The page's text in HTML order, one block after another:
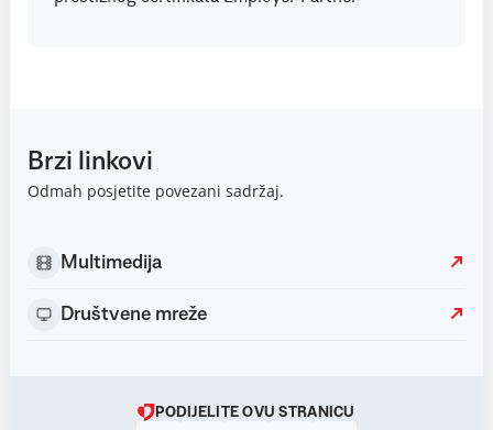
Brzi linkovi
Odmah posjetite povezani sadržaj.
Multimedija
Društvene mreže
PODIJELITE OVU STRANICU